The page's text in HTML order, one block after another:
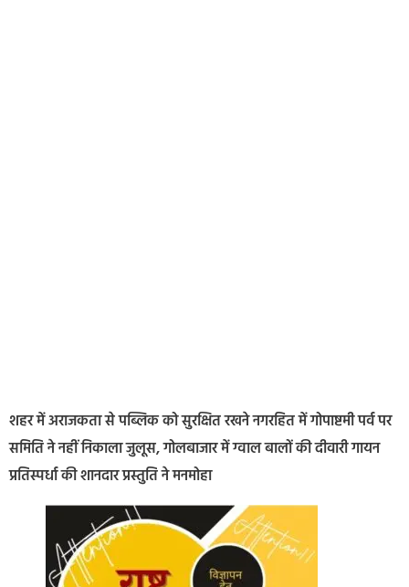
शहर में अराजकता से पब्लिक को सुरक्षित रखने नगरहित में गोपाष्टमी पर्व पर
समिति ने नहीं निकाला जुलूस, गोलबाजार में ग्वाल बालों की दीवारी गायन
प्रतिस्पर्धा की शानदार प्रस्तुति ने मनमोहा